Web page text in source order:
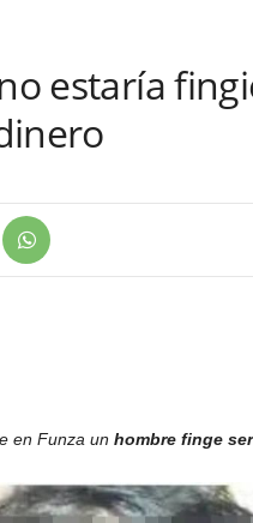
estaría
en Funza un hombre finge